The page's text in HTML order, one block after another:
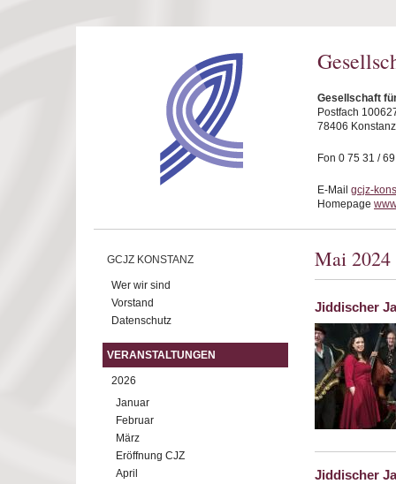
Gesellschaft
Postfach
78406 Konstanz
Fon 0 75 31 /
E-Mail gcjz-
Homepage
GCJZ KONSTANZ
Wer wir sind
Vorstand
Datenschutz
VERANSTALTUNGEN
2026
Januar
Februar
März
Eröffnung CJZ
April
Mai 2024
Jiddischer
Jiddischer